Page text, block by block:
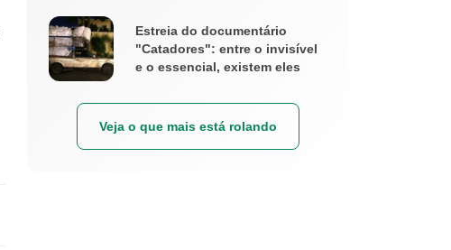
Estreia do documentário
"Catadores": entre o invisível
e o essencial, existem eles
Veja o que mais está rolando